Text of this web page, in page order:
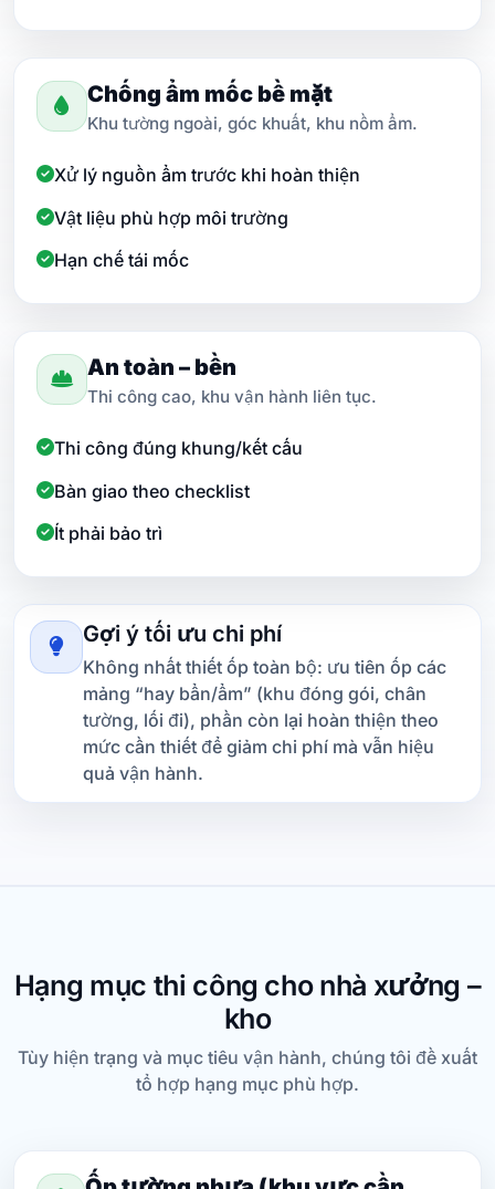
Chống ẩm mốc bề mặt
Khu tường ngoài, góc khuất, khu nồm ẩm.
Xử lý nguồn ẩm trước khi hoàn thiện
Vật liệu phù hợp môi trường
Hạn chế tái mốc
An toàn – bền
Thi công cao, khu vận hành liên tục.
Thi công đúng khung/kết cấu
Bàn giao theo checklist
Ít phải bảo trì
Gợi ý tối ưu chi phí
Không nhất thiết ốp toàn bộ: ưu tiên ốp các
mảng “hay bẩn/ẩm” (khu đóng gói, chân
tường, lối đi), phần còn lại hoàn thiện theo
mức cần thiết để giảm chi phí mà vẫn hiệu
quả vận hành.
Hạng mục thi công cho nhà xưởng –
kho
Tùy hiện trạng và mục tiêu vận hành, chúng tôi đề xuất
tổ hợp hạng mục phù hợp.